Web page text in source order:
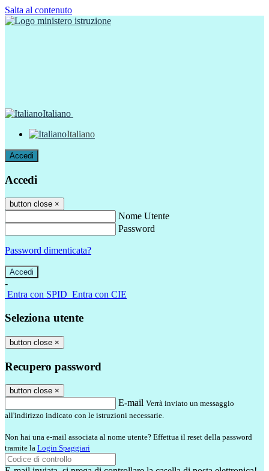
Salta al contenuto
Italiano
Italiano
Accedi
Accedi
button close ×
Nome Utente
Password
Password dimenticata?
-
Entra con SPID Entra con CIE
Seleziona utente
button close ×
Recupero password
button close ×
E-mail Verrà inviato un messaggio
all'indirizzo indicato con le istruzioni necessarie.
Non hai una e-mail associata al nome utente? Effettua il reset della password
tramite la Login Spaggiari